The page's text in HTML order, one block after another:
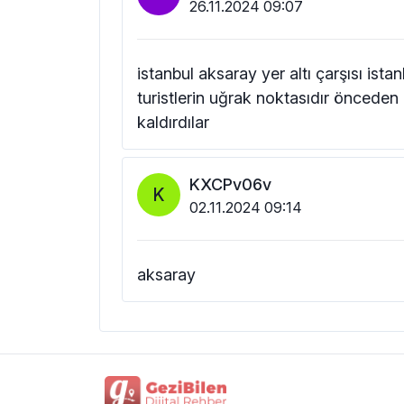
26.11.2024 09:07
istanbul aksaray yer altı çarşısı
turistlerin uğrak noktasıdır
kaldırdılar
K KXCPv06v
02.11.2024 09:14
aksaray